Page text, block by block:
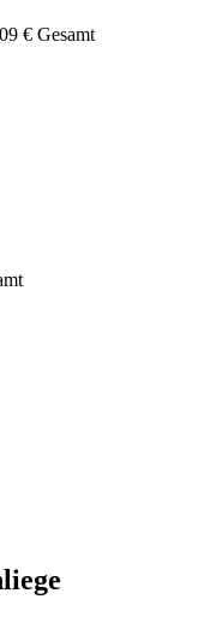
€ Gesamt